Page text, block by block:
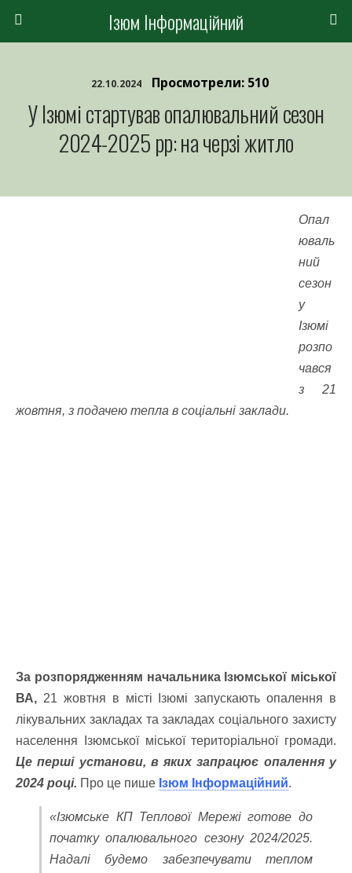
Ізюм Інформаційний
22.10.2024 Просмотрели: 510
У Ізюмі стартував опалювальний сезон
2024-2025 рр: на черзі житло
Опал
юваль
ний
сезон
у
Ізюмі
розпо
чався
з 21
жовтня, з подачею тепла в соціальні заклади.
За розпорядженням начальника Ізюмської міської
ВА, 21 жовтня в місті Ізюмі запускають опалення в
лікувальних закладах та закладах соціального захисту
населення Ізюмської міської територіальної громади.
Це перші установи, в яких запрацює опалення у
2024 році. Про це пише Ізюм Інформаційний.
«Ізюмське КП Теплової Мережі готове до
початку опалювального сезону 2024/2025.
Надалі будемо забезпечувати теплом